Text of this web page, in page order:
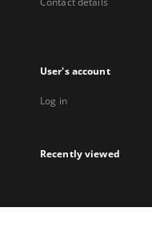
User's account
Log in
Recently viewed